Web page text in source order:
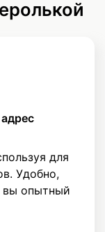
для
Удобно,
вы опытный